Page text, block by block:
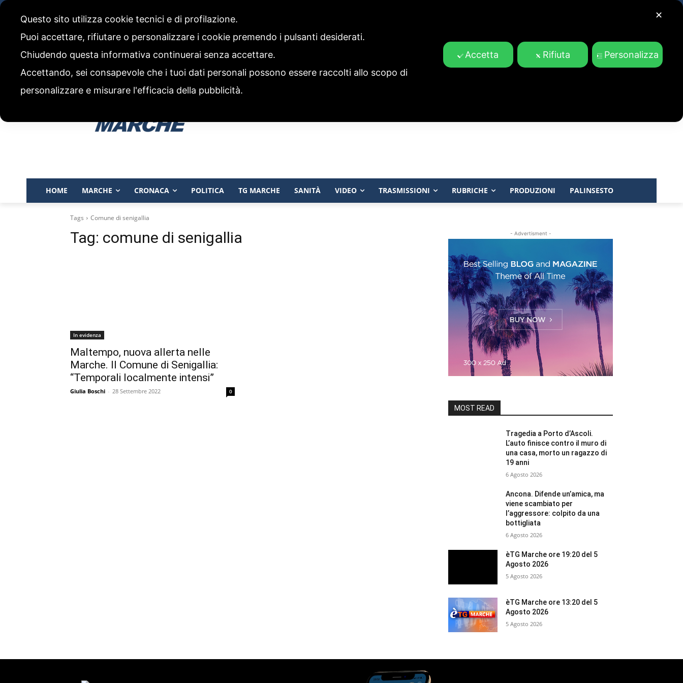
CODICE ETICO E POLITICA EDITORIALE
HOME MARCHE CRONACA POLITICA TG MARCHE SANITÀ VIDEO TRASMISSIONI RUBRICHE PRODUZIONI PALINSESTO
Tags Comune di senigallia
Tag: comune di senigallia
In evidenza
Maltempo, nuova allerta nelle
Marche. ll Comune di Senigallia:
“Temporali localmente intensi”
Giulia Boschi - 28 Settembre 2022 0
- Advertisment -
MOST READ
Tragedia a Porto d’Ascoli.
L’auto finisce contro il muro di
una casa, morto un ragazzo di
19 anni
6 Agosto 2026
Ancona. Difende un’amica, ma
viene scambiato per
l’aggressore: colpito da una
bottigliata
6 Agosto 2026
èTG Marche ore 19:20 del 5
Agosto 2026
5 Agosto 2026
èTG Marche ore 13:20 del 5
Agosto 2026
5 Agosto 2026
✕
Questo sito utilizza cookie tecnici e di profilazione.
Puoi accettare, rifiutare o personalizzare i cookie premendo i pulsanti desiderati.
Chiudendo questa informativa continuerai senza accettare.
Accettando, sei consapevole che i tuoi dati personali possono essere raccolti allo scopo di
personalizzare e misurare l'efficacia della pubblicità.
Accetta Rifiuta Personalizza